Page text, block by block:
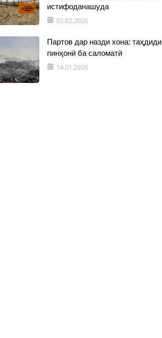
истифоданашуда
02.02.2026
Партов дар назди хона: таҳдиди
пинҳонӣ ба саломатӣ
14.01.2026